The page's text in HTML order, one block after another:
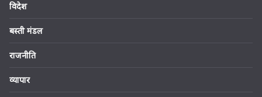
विदेश
बस्ती मंडल
राजनीति
व्यापार